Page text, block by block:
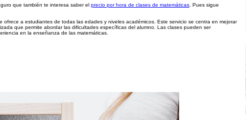
que también te interesa saber el precio por hora de clases de matemáticas . Pues sigue
a estudiantes de todas las edades y niveles académicos. Este servicio se centra en mejorar
que permite abordar las dificultades específicas del alumno. Las clases pueden ser
en la enseñanza de las matemáticas.